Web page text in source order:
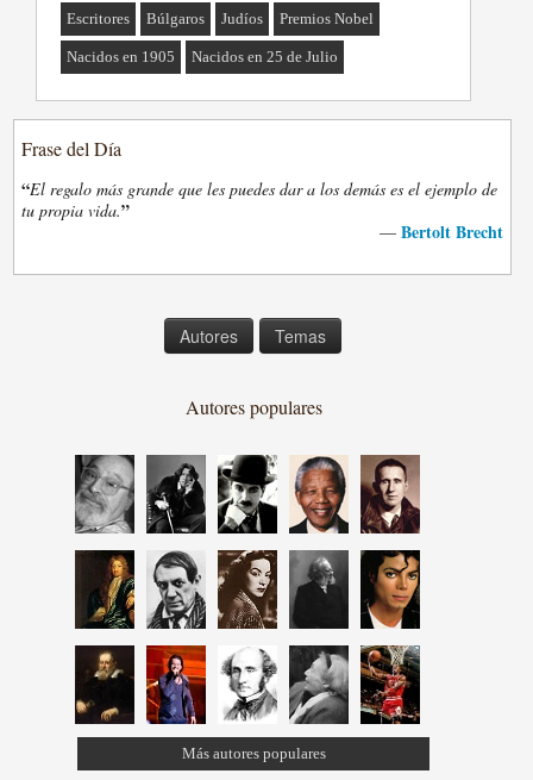
Escritores Búlgaros Judíos Premios Nobel
Nacidos en 1905 Nacidos en 25 de Julio
Frase del Día
“El regalo más grande que les puedes dar a los demás es el ejemplo de
tu propia vida.”
— Bertolt Brecht
Autores Temas
Autores populares
Más autores populares